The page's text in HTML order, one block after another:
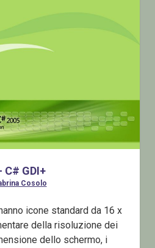
GDI+
Cosolo
icone standard da 16 x
della risoluzione dei
dello schermo, i